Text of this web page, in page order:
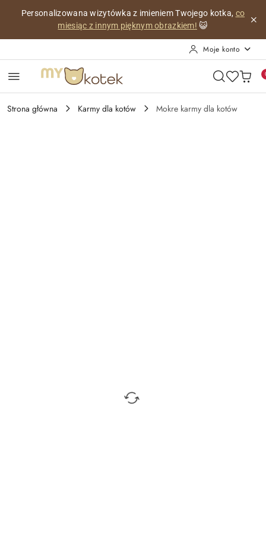
Przejdź do treści głównej
Przejdź do wyszukiwarki
Przejdź do moje konto
Przejdź do menu głównego
Przejdź do opisu produktu
Przejdź do stopki
Personalizowana wizytówka z imieniem Twojego kotka, co
miesiąc z innym pięknym obrazkiem! 😺
Moje konto
Strona główna Karmy dla kotów Mokre karmy dla kotów